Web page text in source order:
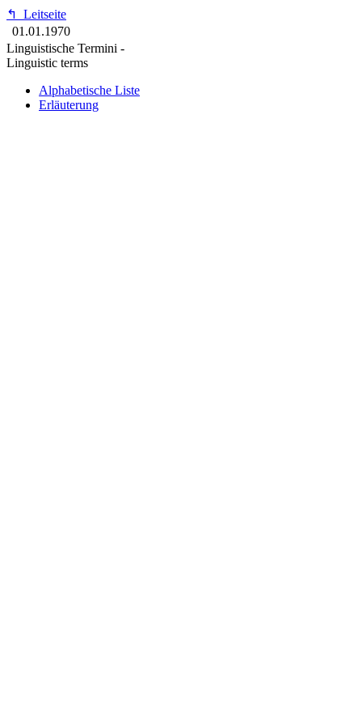
↰
Leitseite
01.01.1970
Linguistische Termini -
Linguistic terms
Alphabetische Liste
Erläuterung